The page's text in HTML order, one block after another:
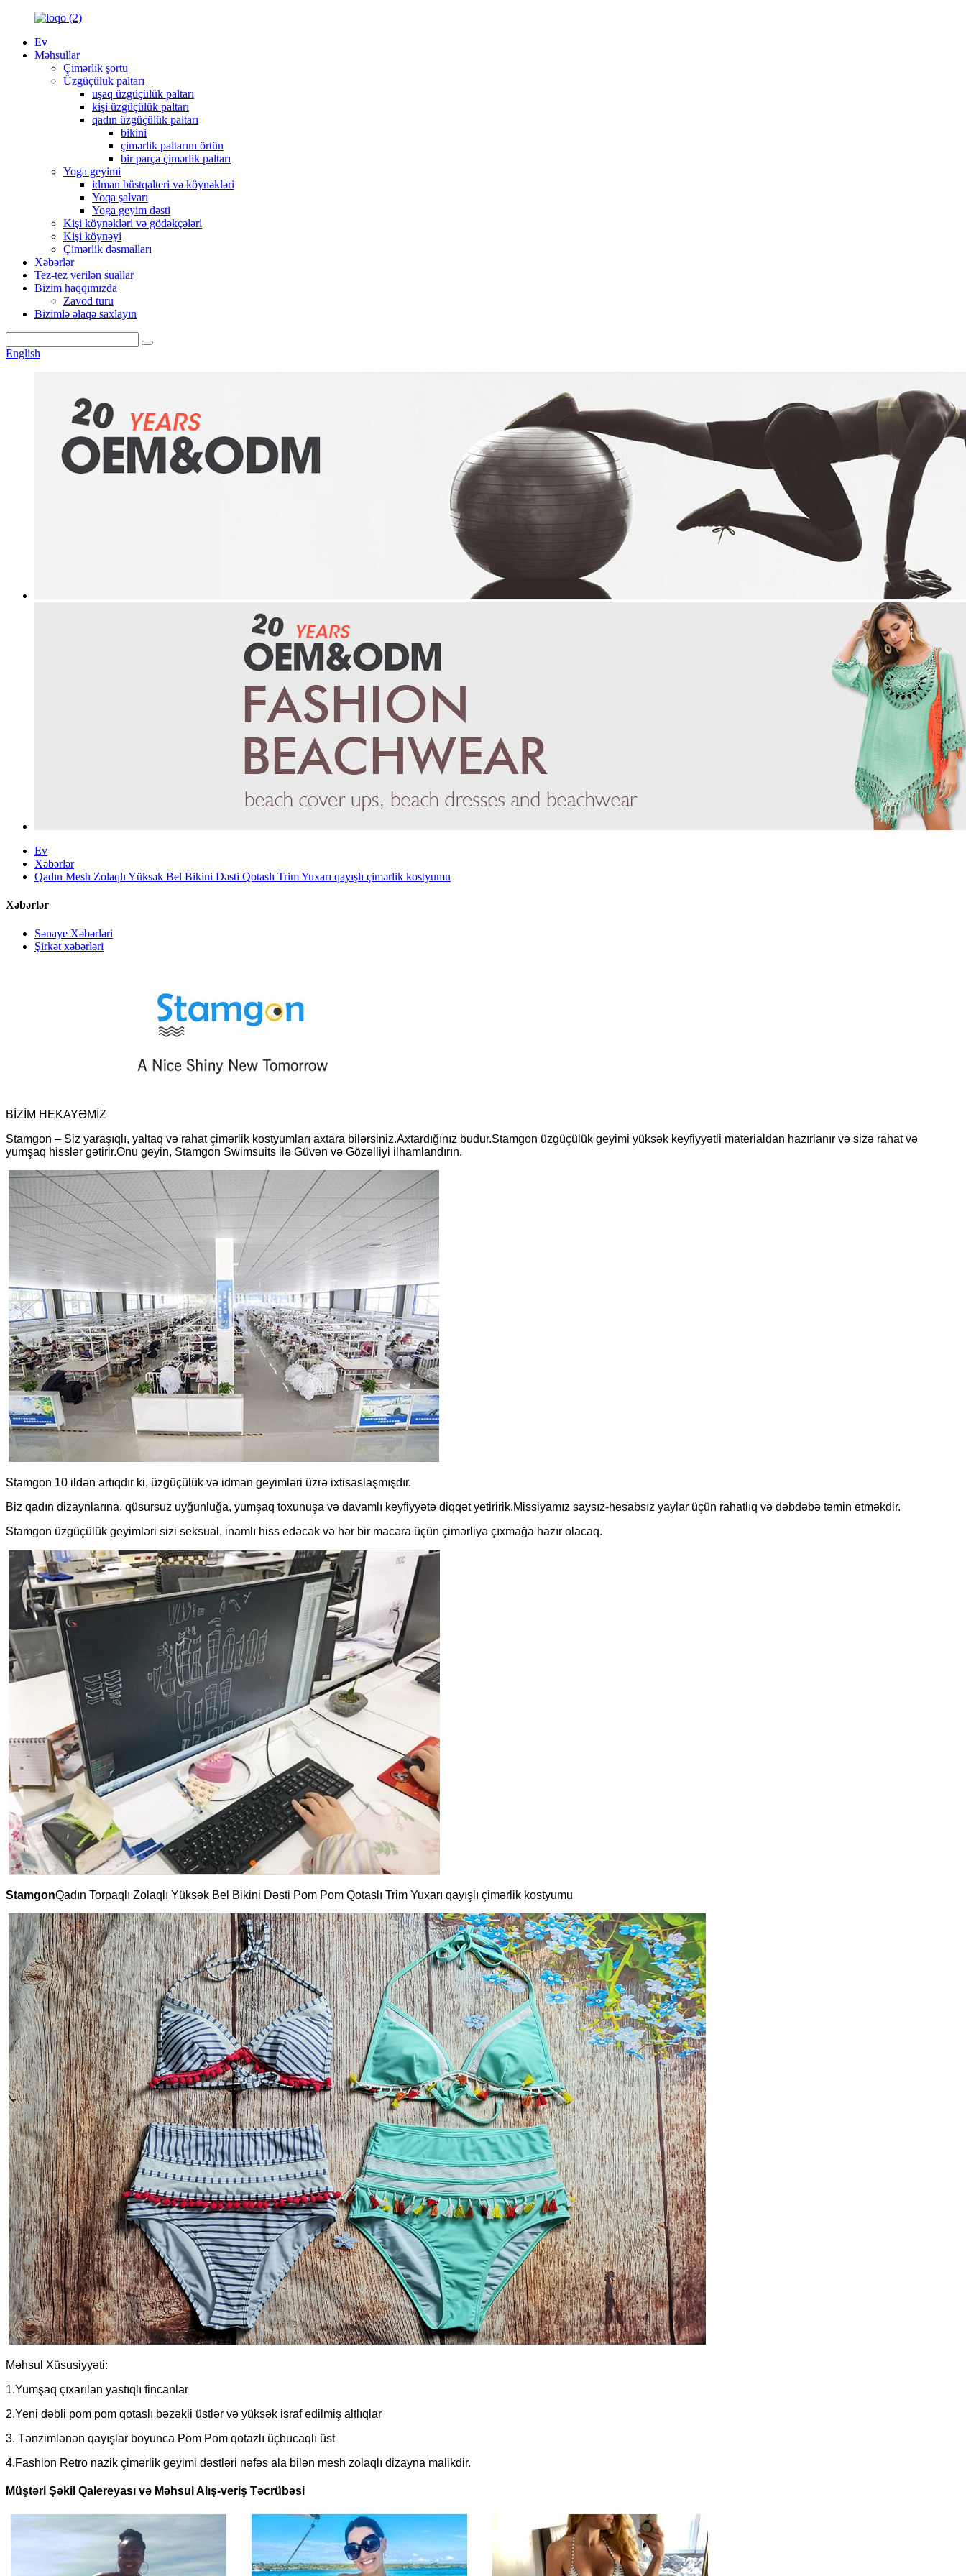
Ev
Məhsullar
Çimərlik şortu
Üzgüçülük paltarı
uşaq üzgüçülük paltarı
kişi üzgüçülük paltarı
qadın üzgüçülük paltarı
bikini
çimərlik paltarını örtün
bir parça çimərlik paltarı
Yoga geyimi
idman büstqalteri və köynəkləri
Yoqa şalvarı
Yoga geyim dəsti
Kişi köynəkləri və gödəkçələri
Kişi köynəyi
Çimərlik dəsmalları
Xəbərlər
Tez-tez verilən suallar
Bizim haqqımızda
Zavod turu
Bizimlə əlaqə saxlayın
English
Ev
Xəbərlər
Qadın Mesh Zolaqlı Yüksək Bel Bikini Dəsti Qotaslı Trim Yuxarı qayışlı çimərlik kostyumu
Xəbərlər
Sənaye Xəbərləri
Şirkət xəbərləri
BİZİM HEKAYƏMİZ
Stamgon – Siz yaraşıqlı, yaltaq və rahat çimərlik kostyumları axtara bilərsiniz.Axtardığınız budur.Stamgon üzgüçülük geyimi yüksək keyfiyyətli materialdan hazırlanır və sizə rahat və
yumşaq hisslər gətirir.Onu geyin, Stamgon Swimsuits ilə Güvən və Gözəlliyi ilhamlandırın.
Stamgon 10 ildən artıqdır ki, üzgüçülük və idman geyimləri üzrə ixtisaslaşmışdır.
Biz qadın dizaynlarına, qüsursuz uyğunluğa, yumşaq toxunuşa və davamlı keyfiyyətə diqqət yetiririk.Missiyamız saysız-hesabsız yaylar üçün rahatlıq və dəbdəbə təmin etməkdir.
Stamgon üzgüçülük geyimləri sizi seksual, inamlı hiss edəcək və hər bir macəra üçün çimərliyə çıxmağa hazır olacaq.
StamgonQadın Torpaqlı Zolaqlı Yüksək Bel Bikini Dəsti Pom Pom Qotaslı Trim Yuxarı qayışlı çimərlik kostyumu
Məhsul Xüsusiyyəti:
1.Yumşaq çıxarılan yastıqlı fincanlar
2.Yeni dəbli pom pom qotaslı bəzəkli üstlər və yüksək israf edilmiş altlıqlar
3. Tənzimlənən qayışlar boyunca Pom Pom qotazlı üçbucaqlı üst
4.Fashion Retro nazik çimərlik geyimi dəstləri nəfəs ala bilən mesh zolaqlı dizayna malikdir.
Müştəri Şəkil Qalereyası və Məhsul Alış-veriş Təcrübəsi